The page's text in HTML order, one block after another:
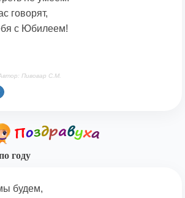
говорят,
с Юбилеем!
Пивовар С.М.
году
будем,